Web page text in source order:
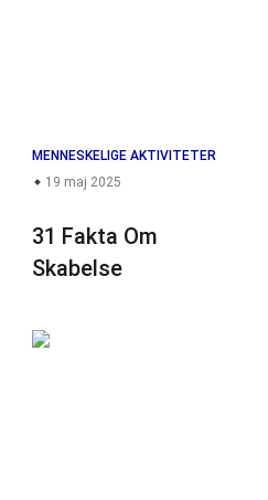
MENNESKELIGE AKTIVITETER
19 maj 2025
31 Fakta Om
Skabelse